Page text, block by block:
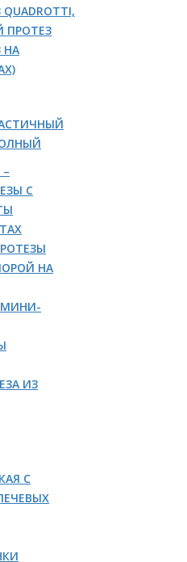
ПРОТЕЗ
НА
С
НА
МИНИ-
ИЗ
С